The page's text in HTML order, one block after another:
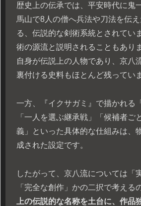
歴史上の伝承では、平安時代に鬼
馬山で8人の僧へ兵法や刀法を伝
る、伝説的な剣術系統とされてい
術の源流と説明されることもあり
自身が伝説上の人物であり、京八
裏付ける史料もほとんど残ってい
一方、『イクサガミ』で描かれる
「一人を選ぶ継承戦」「候補者ご
義」といった具体的な仕組みは、
成された設定です。
したがって、京八流については「
「完全な創作」かの二択で考える
上の伝説的な名称を土台に、作品